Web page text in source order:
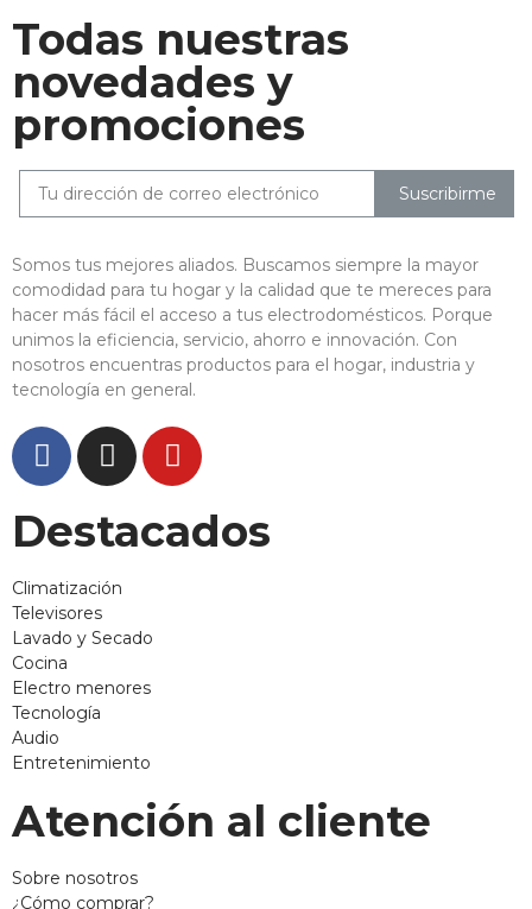
Todas nuestras
novedades y
promociones
Suscribirme
Somos tus mejores aliados. Buscamos siempre la mayor
comodidad para tu hogar y la calidad que te mereces para
hacer más fácil el acceso a tus electrodomésticos. Porque
unimos la eficiencia, servicio, ahorro e innovación. Con
nosotros encuentras productos para el hogar, industria y
tecnología en general.
Destacados
Climatización
Televisores
Lavado y Secado
Cocina
Electro menores
Tecnología
Audio
Entretenimiento
Atención al cliente
Sobre nosotros
¿Cómo comprar?